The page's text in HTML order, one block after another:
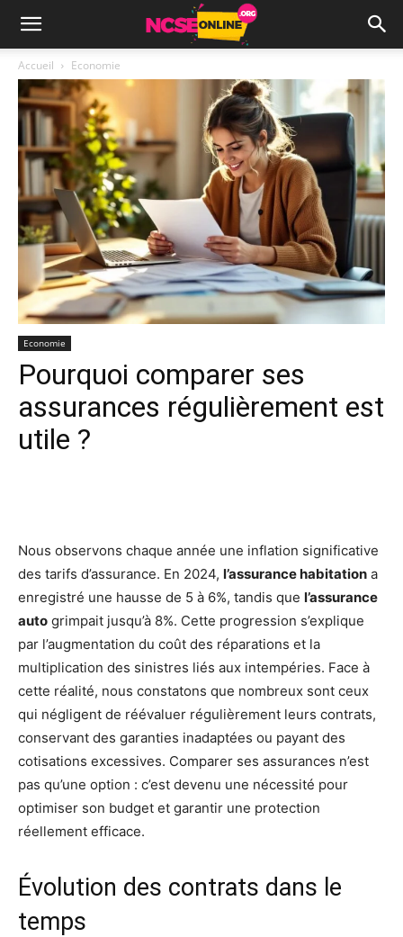
Accueil Economie
Economie
Pourquoi comparer ses
assurances régulièrement est
utile ?
Nous observons chaque année une inflation significative
des tarifs d’assurance. En 2024, l’assurance habitation a
enregistré une hausse de 5 à 6%, tandis que l’assurance
auto grimpait jusqu’à 8%. Cette progression s’explique
par l’augmentation du coût des réparations et la
multiplication des sinistres liés aux intempéries. Face à
cette réalité, nous constatons que nombreux sont ceux
qui négligent de réévaluer régulièrement leurs contrats,
conservant des garanties inadaptées ou payant des
cotisations excessives. Comparer ses assurances n’est
pas qu’une option : c’est devenu une nécessité pour
optimiser son budget et garantir une protection
réellement efficace.
Évolution des contrats dans le
temps